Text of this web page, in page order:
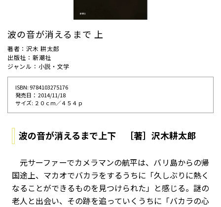
波の音が消えるまで 上
著者：沢木 耕太郎
出版社：新潮社
ジャンル：小説・文学
ISBN: 9784103275176
発売⽇： 2014/11/18
サイズ: ２０ｃｍ／４５４ｐ
波の音が消えるまで上下 ［著］沢木耕太郎
元サーファーでカメラマンの航平は、バリ島からの帰
国途上、マカオでバカラをするうちに「久しぶりに熱く
なることができるものを見つけられた」と感じる。謎の
老人と出会い、その跡を追っていくうちに「バカラの心